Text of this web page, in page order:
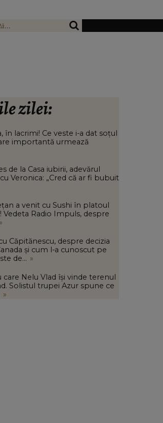
zilei:
în lacrimi! Ce veste i-a dat soțul
importantă urmează
de la Casa iubirii, adevărul
Veronica: „Cred că ar fi bubuit
a venit cu Sushi în platoul
Vedeta Radio Impuls, despre
»
Căpitănescu, despre decizia
și cum l-a cunoscut pe
de... »
Nelu Vlad își vinde terenul
Solistul trupei Azur spune ce
»